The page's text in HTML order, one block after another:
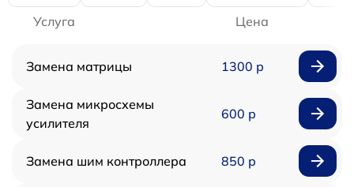
Услуга Цена
Замена матрицы 1300 р
Замена микросхемы
усилителя
600 р
Замена шим контроллера 850 р